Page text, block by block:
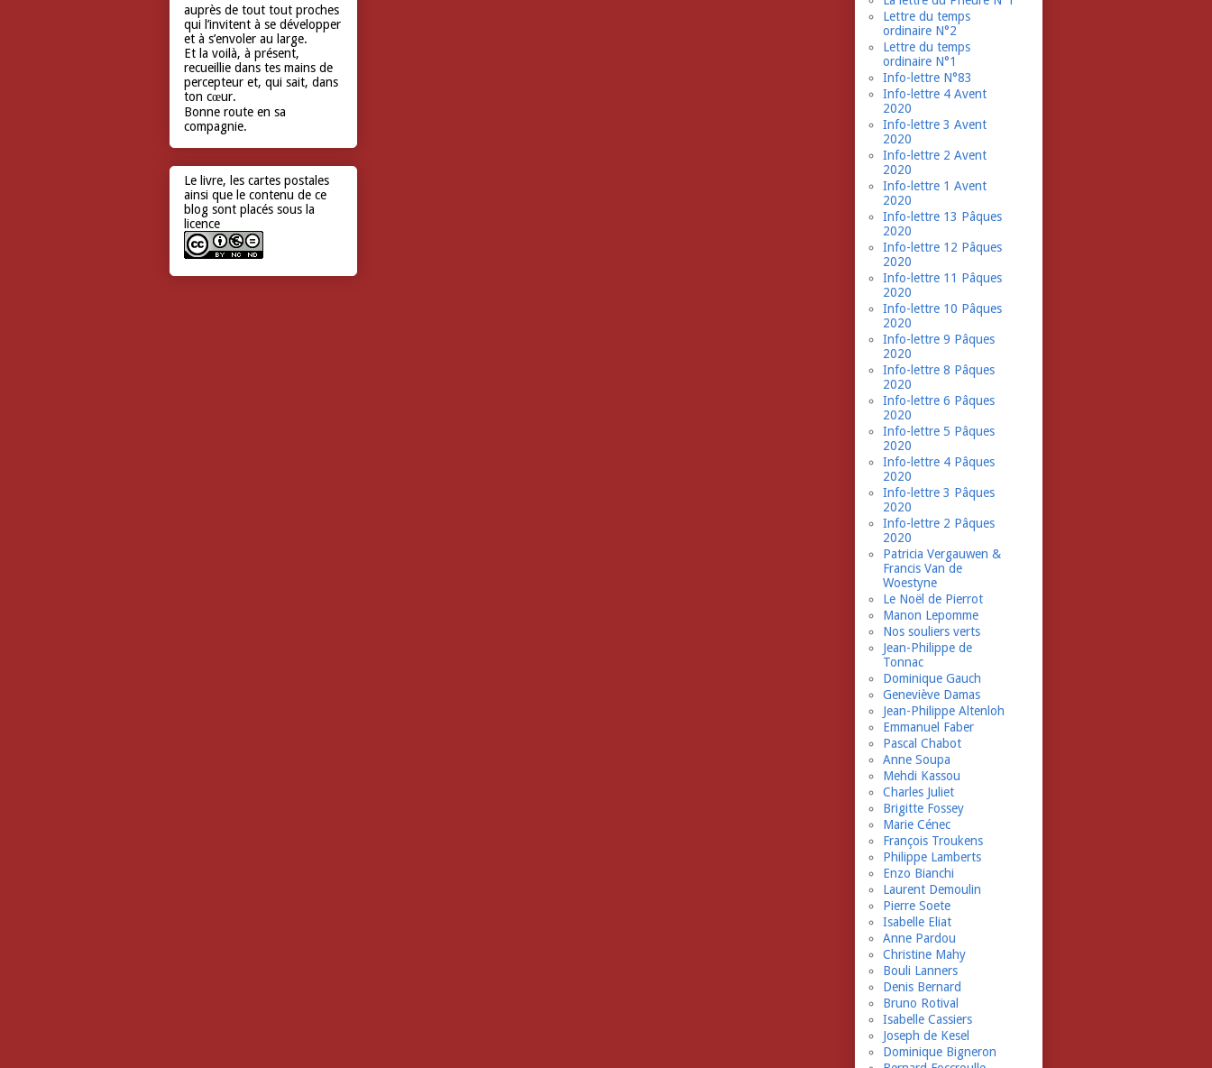
auprès de tout tout proches
qui l’invitent à se développer
et à s’envoler au large.
Et la voilà, à présent,
recueillie dans tes mains de
percepteur et, qui sait, dans
ton cœur.
Bonne route en sa
compagnie.
Le livre, les cartes postales
ainsi que le contenu de ce
blog sont placés sous la
licence
Lettre du temps
ordinaire N°2
Lettre du temps
ordinaire N°1
Info-lettre N°83
Info-lettre 4 Avent
2020
Info-lettre 3 Avent
2020
Info-lettre 2 Avent
2020
Info-lettre 1 Avent
2020
Info-lettre 13 Pâques
2020
Info-lettre 12 Pâques
2020
Info-lettre 11 Pâques
2020
Info-lettre 10 Pâques
2020
Info-lettre 9 Pâques
2020
Info-lettre 8 Pâques
2020
Info-lettre 6 Pâques
2020
Info-lettre 5 Pâques
2020
Info-lettre 4 Pâques
2020
Info-lettre 3 Pâques
2020
Info-lettre 2 Pâques
2020
Patricia Vergauwen &
Francis Van de
Woestyne
Le Noël de Pierrot
Manon Lepomme
Nos souliers verts
Jean-Philippe de
Tonnac
Dominique Gauch
Geneviève Damas
Jean-Philippe Altenloh
Emmanuel Faber
Pascal Chabot
Anne Soupa
Mehdi Kassou
Charles Juliet
Brigitte Fossey
Marie Cénec
François Troukens
Philippe Lamberts
Enzo Bianchi
Laurent Demoulin
Pierre Soete
Isabelle Eliat
Anne Pardou
Christine Mahy
Bouli Lanners
Denis Bernard
Bruno Rotival
Isabelle Cassiers
Joseph de Kesel
Dominique Bigneron